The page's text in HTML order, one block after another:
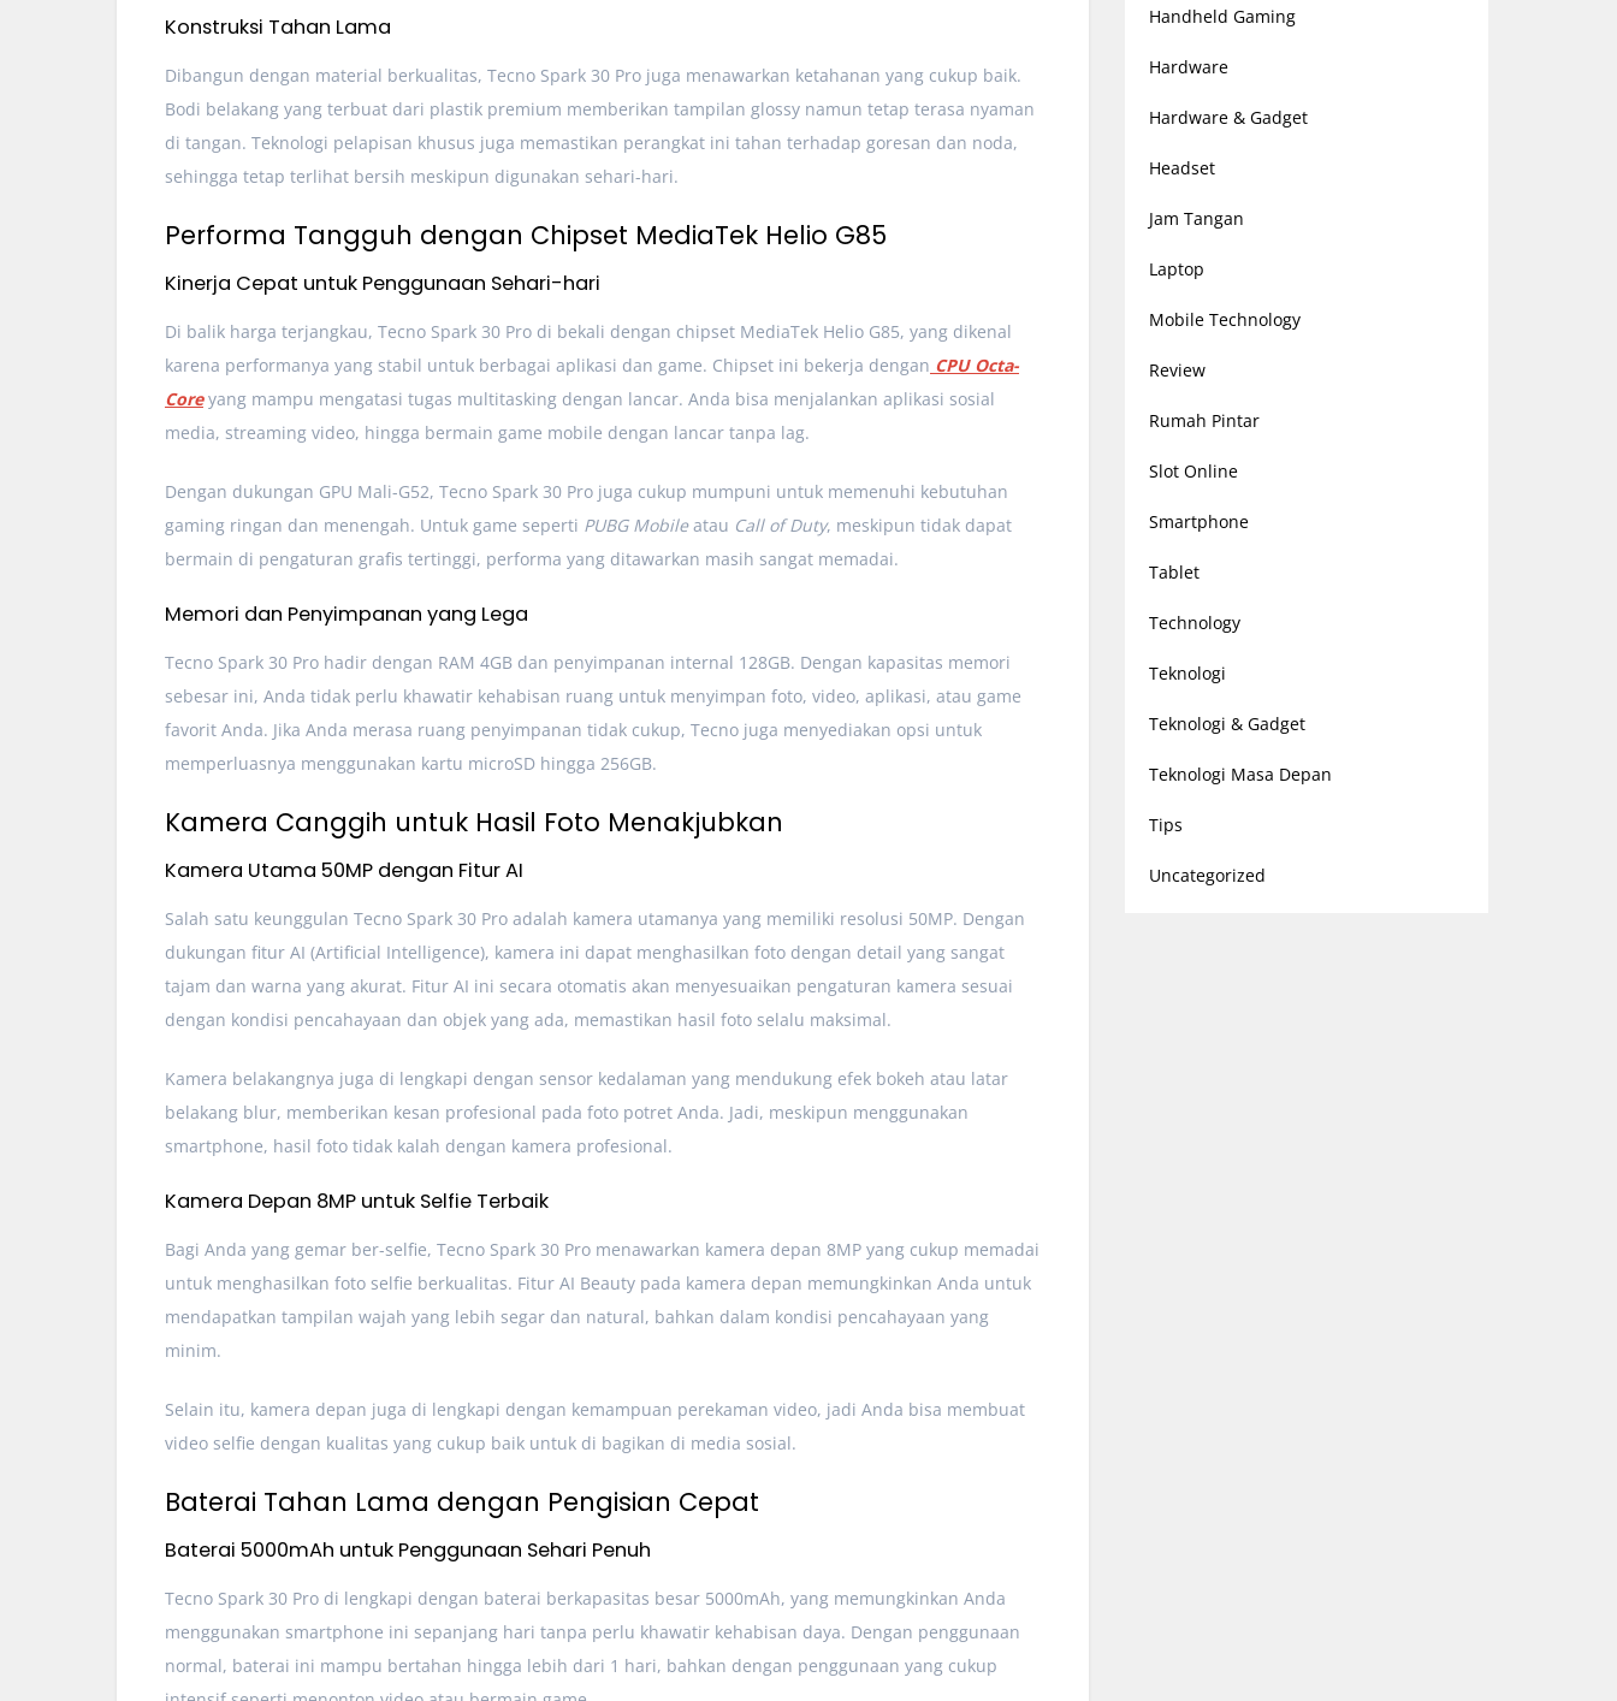
Konstruksi Tahan Lama
Dibangun dengan material berkualitas, Tecno Spark 30 Pro juga menawarkan ketahanan yang cukup baik.
Bodi belakang yang terbuat dari plastik premium memberikan tampilan glossy namun tetap terasa nyaman
di tangan. Teknologi pelapisan khusus juga memastikan perangkat ini tahan terhadap goresan dan noda,
sehingga tetap terlihat bersih meskipun digunakan sehari-hari.
Performa Tangguh dengan Chipset MediaTek Helio G85
Kinerja Cepat untuk Penggunaan Sehari-hari
Di balik harga terjangkau, Tecno Spark 30 Pro di bekali dengan chipset MediaTek Helio G85, yang dikenal
karena performanya yang stabil untuk berbagai aplikasi dan game. Chipset ini bekerja dengan CPU Octa-
Coreyang mampu mengatasi tugas multitasking dengan lancar. Anda bisa menjalankan aplikasi sosial
media, streaming video, hingga bermain game mobile dengan lancar tanpa lag.
Dengan dukungan GPU Mali-G52, Tecno Spark 30 Pro juga cukup mumpuni untuk memenuhi kebutuhan
gaming ringan dan menengah. Untuk game seperti PUBG Mobileatau Call of Duty, meskipun tidak dapat
bermain di pengaturan grafis tertinggi, performa yang ditawarkan masih sangat memadai.
Memori dan Penyimpanan yang Lega
Tecno Spark 30 Pro hadir dengan RAM 4GB dan penyimpanan internal 128GB. Dengan kapasitas memori
sebesar ini, Anda tidak perlu khawatir kehabisan ruang untuk menyimpan foto, video, aplikasi, atau game
favorit Anda. Jika Anda merasa ruang penyimpanan tidak cukup, Tecno juga menyediakan opsi untuk
memperluasnya menggunakan kartu microSD hingga 256GB.
Kamera Canggih untuk Hasil Foto Menakjubkan
Kamera Utama 50MP dengan Fitur AI
Salah satu keunggulan Tecno Spark 30 Pro adalah kamera utamanya yang memiliki resolusi 50MP. Dengan
dukungan fitur AI (Artificial Intelligence), kamera ini dapat menghasilkan foto dengan detail yang sangat
tajam dan warna yang akurat. Fitur AI ini secara otomatis akan menyesuaikan pengaturan kamera sesuai
dengan kondisi pencahayaan dan objek yang ada, memastikan hasil foto selalu maksimal.
Kamera belakangnya juga di lengkapi dengan sensor kedalaman yang mendukung efek bokeh atau latar
belakang blur, memberikan kesan profesional pada foto potret Anda. Jadi, meskipun menggunakan
smartphone, hasil foto tidak kalah dengan kamera profesional.
Kamera Depan 8MP untuk Selfie Terbaik
Bagi Anda yang gemar ber-selfie, Tecno Spark 30 Pro menawarkan kamera depan 8MP yang cukup memadai
untuk menghasilkan foto selfie berkualitas. Fitur AI Beauty pada kamera depan memungkinkan Anda untuk
mendapatkan tampilan wajah yang lebih segar dan natural, bahkan dalam kondisi pencahayaan yang
minim.
Selain itu, kamera depan juga di lengkapi dengan kemampuan perekaman video, jadi Anda bisa membuat
video selfie dengan kualitas yang cukup baik untuk di bagikan di media sosial.
Baterai Tahan Lama dengan Pengisian Cepat
Baterai 5000mAh untuk Penggunaan Sehari Penuh
Tecno Spark 30 Pro di lengkapi dengan baterai berkapasitas besar 5000mAh, yang memungkinkan Anda
menggunakan smartphone ini sepanjang hari tanpa perlu khawatir kehabisan daya. Dengan penggunaan
normal, baterai ini mampu bertahan hingga lebih dari 1 hari, bahkan dengan penggunaan yang cukup
Handheld Gaming
Hardware
Hardware & Gadget
Headset
Jam Tangan
Laptop
Mobile Technology
Review
Rumah Pintar
Slot Online
Smartphone
Tablet
Technology
Teknologi
Teknologi & Gadget
Teknologi Masa Depan
Tips
Uncategorized